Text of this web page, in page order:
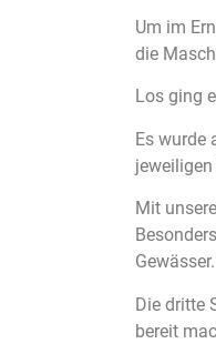
Um im
die
Los ging
Es wurde
Mit
Die dritte
bereit